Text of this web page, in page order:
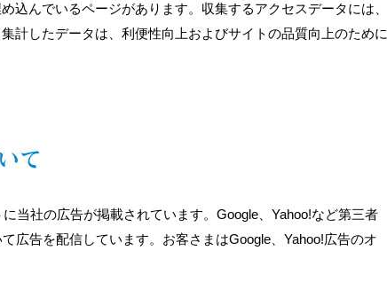
込んでいるページがあります。収集するアクセスデータには、
計したデータは、利便性向上およびサイトの品質向上のために
て
当社の広告が掲載されています。Google、Yahoo!など第三者
広告を配信しています。お客さまはGoogle、Yahoo!広告のオ